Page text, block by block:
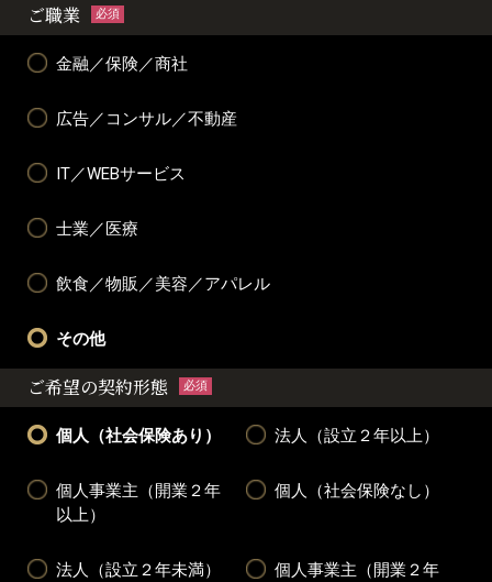
ご職業 必須
金融／保険／商社
広告／コンサル／不動産
IT／WEBサービス
士業／医療
飲食／物販／美容／アパレル
その他
ご希望の契約形態 必須
個人（社会保険あり） 法人（設立２年以上）
個人事業主（開業２年
以上）
個人（社会保険なし）
法人（設立２年未満）
個人事業主（開業２年